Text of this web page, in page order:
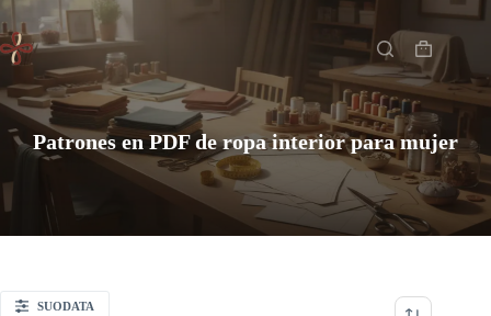
Saltar
al
contenido
Carro
de
compra
Inicio
Patrones en PDF de ropa interior para mujer
SUODATA